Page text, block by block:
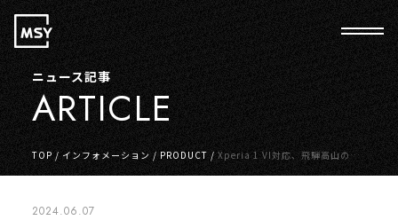
ニュース記事
ARTICLE
TOP / インフォメーション / PRODUCT /
統工芸×天然木を贅沢に使用したスマートフォンケースを6月7日(金)に発
2024.06.07